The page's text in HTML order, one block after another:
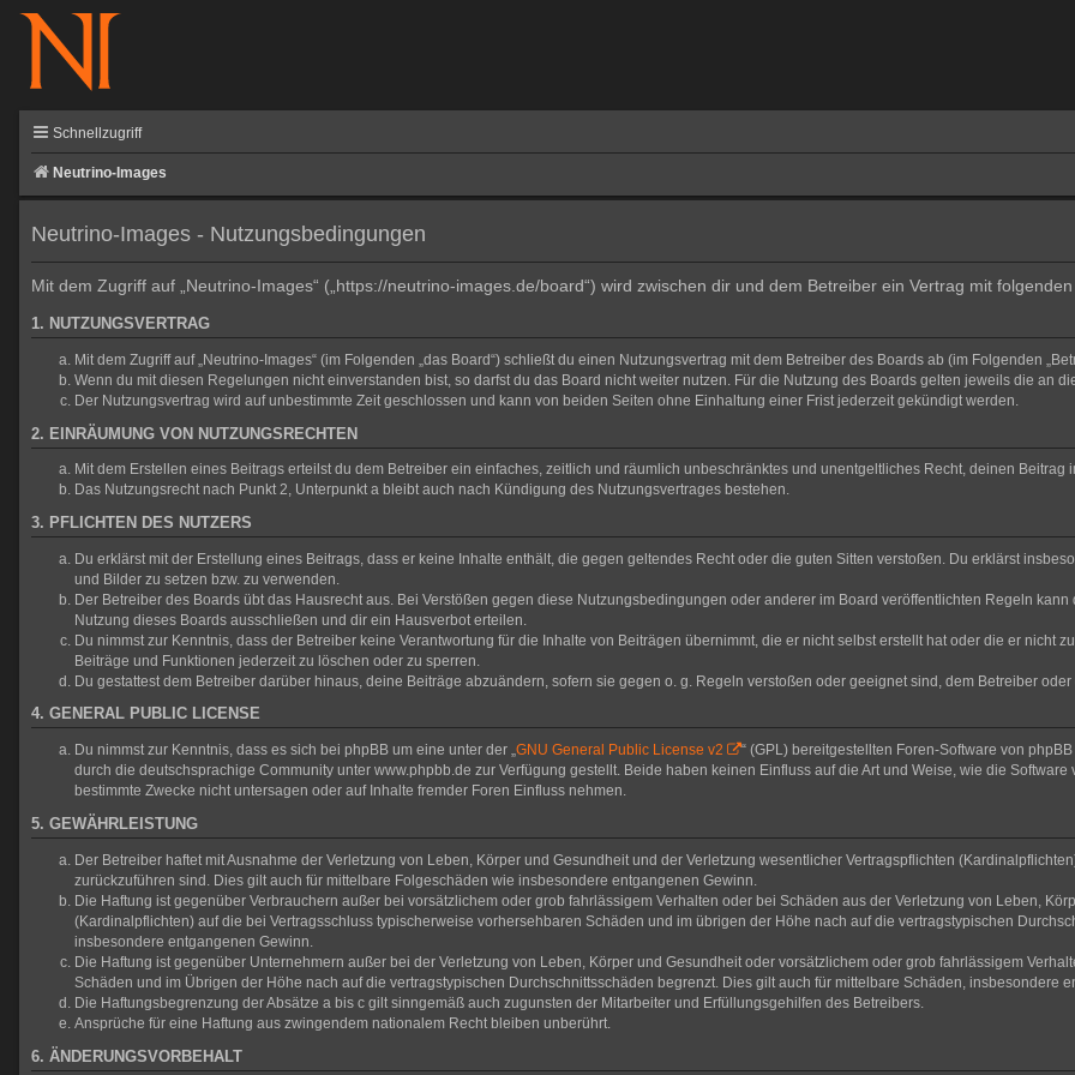
Schnellzugriff
Neutrino-Images
Neutrino-Images - Nutzungsbedingungen
Mit dem Zugriff auf „Neutrino-Images“ („https://neutrino-images.de/board“) wird zwischen dir und dem Betreiber ein Vertrag mit
1. NUTZUNGSVERTRAG
Mit dem Zugriff auf „Neutrino-Images“ (im Folgenden „das Board“) schließt du einen Nutzungsvertrag mit dem Betreiber des Boards ab (im Folgenden
Wenn du mit diesen Regelungen nicht einverstanden bist, so darfst du das Board nicht weiter nutzen. Für die Nutzung des Boards gelten jeweils die an
Der Nutzungsvertrag wird auf unbestimmte Zeit geschlossen und kann von beiden Seiten ohne Einhaltung einer Frist jederzeit gekündigt werden.
2. EINRÄUMUNG VON NUTZUNGSRECHTEN
Mit dem Erstellen eines Beitrags erteilst du dem Betreiber ein einfaches, zeitlich und räumlich unbeschränktes und unentgeltliches Recht, deinen Beitrag
Das Nutzungsrecht nach Punkt 2, Unterpunkt a bleibt auch nach Kündigung des Nutzungsvertrages bestehen.
3. PFLICHTEN DES NUTZERS
Du erklärst mit der Erstellung eines Beitrags, dass er keine Inhalte enthält, die gegen geltendes Recht oder die guten Sitten verstoßen. Du erklärst
und Bilder zu setzen bzw. zu verwenden.
Der Betreiber des Boards übt das Hausrecht aus. Bei Verstößen gegen diese Nutzungsbedingungen oder anderer im Board veröffentlichten Regeln
Nutzung dieses Boards ausschließen und dir ein Hausverbot erteilen.
Du nimmst zur Kenntnis, dass der Betreiber keine Verantwortung für die Inhalte von Beiträgen übernimmt, die er nicht selbst erstellt hat oder die er nicht
Beiträge und Funktionen jederzeit zu löschen oder zu sperren.
Du gestattest dem Betreiber darüber hinaus, deine Beiträge abzuändern, sofern sie gegen o. g. Regeln verstoßen oder geeignet sind, dem Betreiber
4. GENERAL PUBLIC LICENSE
Du nimmst zur Kenntnis, dass es sich bei phpBB um eine unter der „GNU General Public License v2
“ (GPL) bereitgestellten Foren-Software von
durch die deutschsprachige Community unter www.phpbb.de zur Verfügung gestellt. Beide haben keinen Einfluss auf die Art und Weise, wie die
bestimmte Zwecke nicht untersagen oder auf Inhalte fremder Foren Einfluss nehmen.
5. GEWÄHRLEISTUNG
Der Betreiber haftet mit Ausnahme der Verletzung von Leben, Körper und Gesundheit und der Verletzung wesentlicher Vertragspflichten
zurückzuführen sind. Dies gilt auch für mittelbare Folgeschäden wie insbesondere entgangenen Gewinn.
Die Haftung ist gegenüber Verbrauchern außer bei vorsätzlichem oder grob fahrlässigem Verhalten oder bei Schäden aus der Verletzung von Leben,
(Kardinalpflichten) auf die bei Vertragsschluss typischerweise vorhersehbaren Schäden und im übrigen der Höhe nach auf die vertragstypischen
insbesondere entgangenen Gewinn.
Die Haftung ist gegenüber Unternehmern außer bei der Verletzung von Leben, Körper und Gesundheit oder vorsätzlichem oder grob fahrlässigem
Schäden und im Übrigen der Höhe nach auf die vertragstypischen Durchschnittsschäden begrenzt. Dies gilt auch für mittelbare Schäden, insbesondere
Die Haftungsbegrenzung der Absätze a bis c gilt sinngemäß auch zugunsten der Mitarbeiter und Erfüllungsgehilfen des Betreibers.
Ansprüche für eine Haftung aus zwingendem nationalem Recht bleiben unberührt.
6. ÄNDERUNGSVORBEHALT